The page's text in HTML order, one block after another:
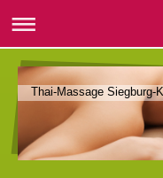
Thai-Massage Siegburg-